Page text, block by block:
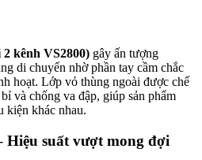
kênh VS2800) gây ấn tượng
di chuyển nhờ phần tay cầm chắc
hoạt. Lớp vỏ thùng ngoài được chế
và chống va đập, giúp sản phẩm
kiện khác nhau.
Hiệu suất vượt mong đợi